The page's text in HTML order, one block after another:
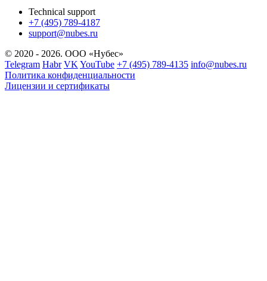
Technical support
+7 (495) 789-4187
support@nubes.ru
© 2020 - 2026. ООО «Нубес»
Telegram Habr VK YouTube +7 (495) 789-4135 info@nubes.ru
Политика конфиденциальности
Лицензии и сертификаты